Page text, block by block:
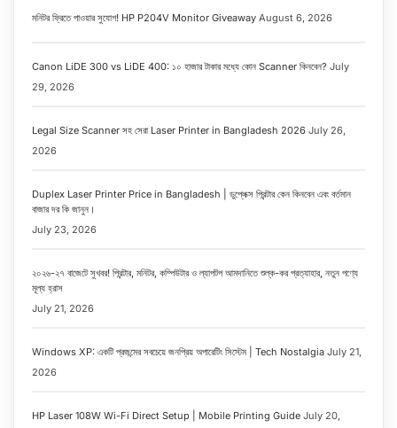
মনিটর ফ্রিতে পাওয়ার সুযোগ! HP P204V Monitor Giveaway August 6, 2026
Canon LiDE 300 vs LiDE 400: ১০ হাজার টাকার মধ্যে কোন Scanner কিনবেন? July
29, 2026
Legal Size Scanner সহ সেরা Laser Printer in Bangladesh 2026 July 26,
2026
Duplex Laser Printer Price in Bangladesh | ডুপ্লেক্স প্রিন্টার কেন কিনবেন এবং বর্তমান
বাজার দর কি জানুন।
July 23, 2026
২০২৬-২৭ বাজেটে সুখবর! প্রিন্টার, মনিটর, কম্পিউটার ও ল্যাপটপ আমদানিতে শুল্ক-কর প্রত্যাহার, নতুন পণ্যে
মূল্য হ্রাস
July 21, 2026
Windows XP: একটি প্রজন্মের সবচেয়ে জনপ্রিয় অপারেটিং সিস্টেম | Tech Nostalgia July 21,
2026
HP Laser 108W Wi-Fi Direct Setup | Mobile Printing Guide July 20,